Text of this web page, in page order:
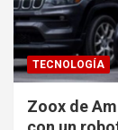
TECNOLOGÍA
Zoox de